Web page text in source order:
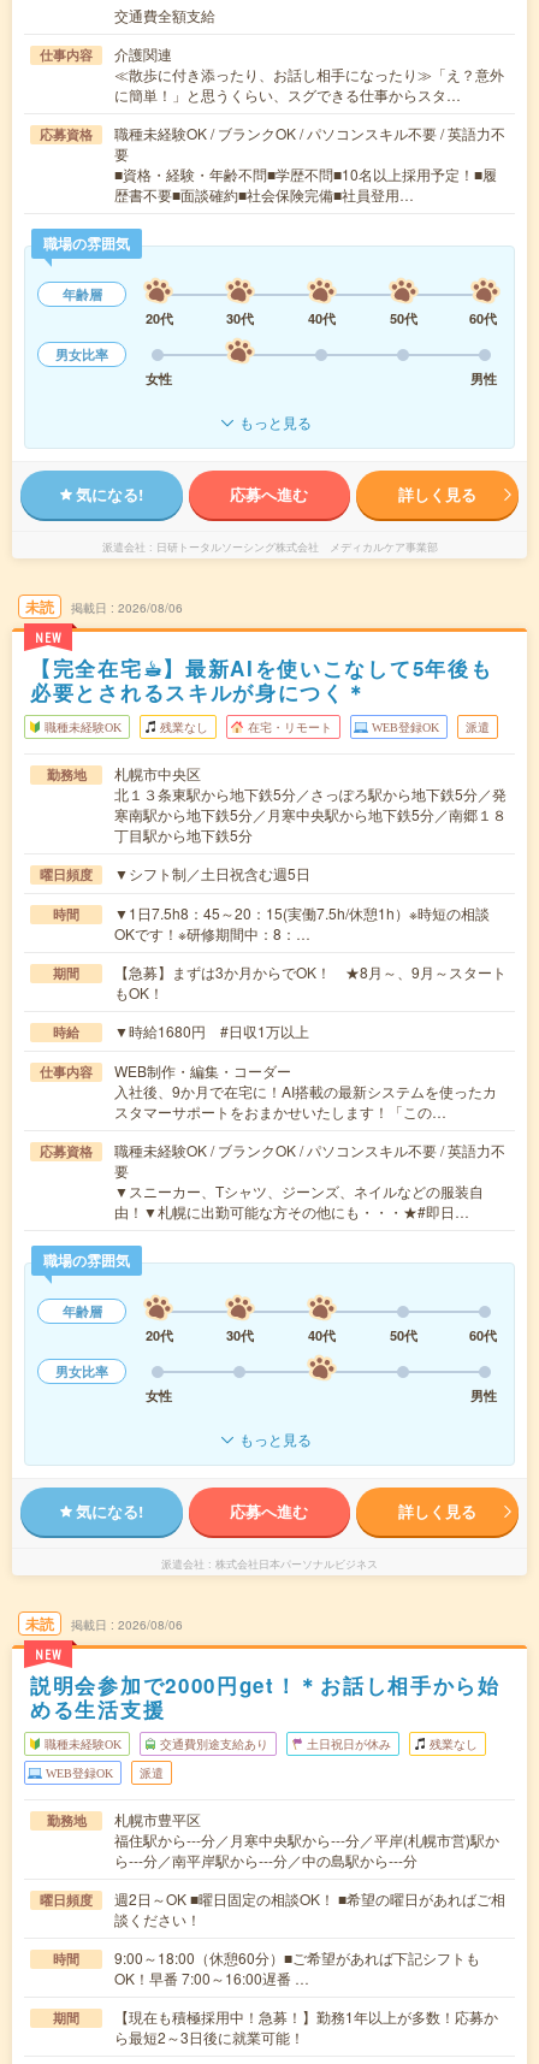
交通費全額支給
仕事内容
介護関連
≪散歩に付き添ったり、お話し相手になったり≫「え？意外
に簡単！」と思うくらい、スグできる仕事からスタ…
応募資格
職種未経験OK / ブランクOK / パソコンスキル不要 / 英語力不
要
■資格・経験・年齢不問■学歴不問■10名以上採用予定！■履
歴書不要■面談確約■社会保険完備■社員登用…
職場の雰囲気
年齢層
20代
30代 40代 50代
60代
男女比率
女性
男性
もっと見る
気になる! 応募へ進む 詳しく見る
派遣会社 日研トータルソーシング株式会社 メディカルケア事業部
未読
NEW
掲載日 2026/08/06
【完全在宅☕︎】最新AIを使いこなして5年後も
必要とされるスキルが身につく＊
職種未経験OK 残業なし 在宅・リモート WEB登録OK 派遣
勤務地
札幌市中央区
北１３条東駅から地下鉄5分／さっぽろ駅から地下鉄5分／発
寒南駅から地下鉄5分／月寒中央駅から地下鉄5分／南郷１８
丁目駅から地下鉄5分
曜日頻度 ▼シフト制／土日祝含む週5日
時間
▼1日7.5h8：45～20：15(実働7.5h/休憩1h）※時短の相談
OKです！※研修期間中：8：…
期間
【急募】まずは3か月からでOK！ ★8月～、9月～スタート
もOK！
時給 ▼時給1680円 #日収1万以上
仕事内容
WEB制作・編集・コーダー
入社後、9か月で在宅に！AI搭載の最新システムを使ったカ
スタマーサポートをおまかせいたします！「この…
応募資格
職種未経験OK / ブランクOK / パソコンスキル不要 / 英語力不
要
▼スニーカー、Tシャツ、ジーンズ、ネイルなどの服装自
由！▼札幌に出勤可能な方その他にも・・・★#即日…
職場の雰囲気
年齢層
20代
30代 40代 50代
60代
男女比率
女性
男性
もっと見る
気になる! 応募へ進む 詳しく見る
派遣会社 株式会社日本パーソナルビジネス
未読
NEW
掲載日 2026/08/06
説明会参加で2000円get！＊お話し相手から始
める生活支援
職種未経験OK 交通費別途支給あり 土日祝日が休み 残業なし
WEB登録OK 派遣
勤務地
札幌市豊平区
福住駅から---分／月寒中央駅から---分／平岸(札幌市営)駅か
ら---分／南平岸駅から---分／中の島駅から---分
曜日頻度
週2日～OK ■曜日固定の相談OK！ ■希望の曜日があればご相
談ください！
時間
9:00～18:00（休憩60分）■ご希望があれば下記シフトも
OK！早番 7:00～16:00遅番 …
期間
【現在も積極採用中！急募！】勤務1年以上が多数！応募か
ら最短2～3日後に就業可能！